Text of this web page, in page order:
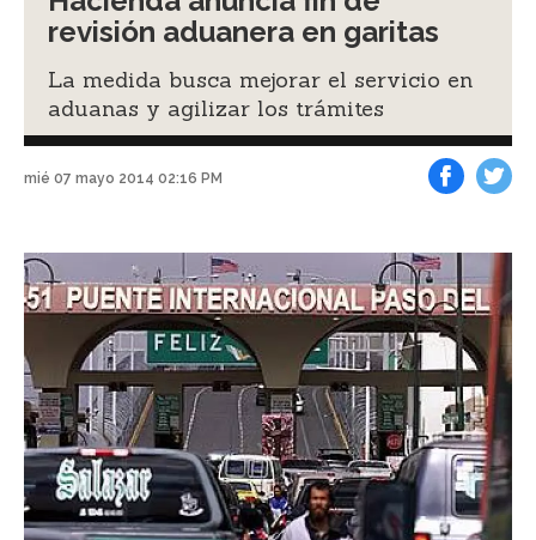
revisión aduanera en garitas
La medida busca mejorar el servicio en
aduanas y agilizar los trámites
mié 07 mayo 2014 02:16 PM